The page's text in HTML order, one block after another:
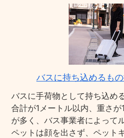
バスに持ち込めるも
バスに手荷物として持ち込め
合計が1メートル以内、重さ
が多く、バス事業者によって
ペットは顔を出さず、ペット